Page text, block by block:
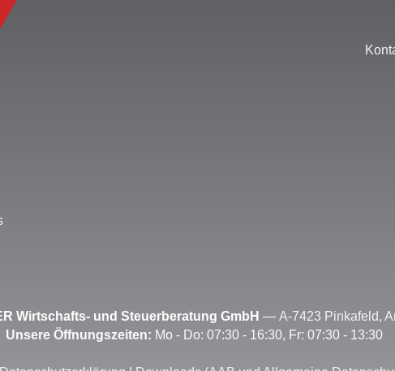
Wirtschafts- und Steuerberatung GmbH —A-7423 Pinkafeld,
Unsere Öffnungszeiten: Mo - Do: 07:30 - 16:30, Fr: 07:30 - 13:30